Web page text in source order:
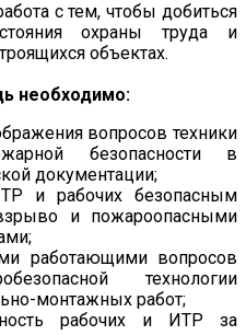
с тем, чтобы добиться
охраны труда и
объектах.
необходимо:
вопросов техники
безопасности в
документации;
и рабочих безопасным
и пожароопасными
работающими вопросов
технологии
монтажных работ;
рабочих и ИТР за